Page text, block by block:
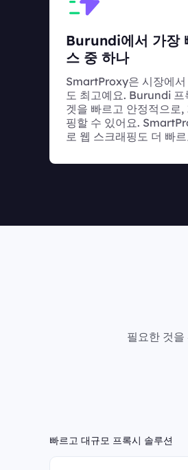
Burundi에서 가장
스 중 하나
SmartProxy은 시장에서
도 최고예요. Burundi 프
겟을 빠르고 안정적으로
핑할 수 있어요.
로 웹 스크래핑도 더 빠
필요한 것
빠르고 대규모 프록시 솔루션